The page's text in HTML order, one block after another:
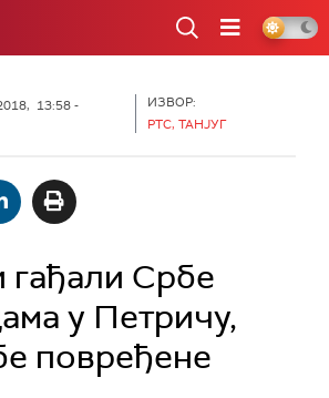
13:58 -
ИЗВОР:
РТС, ТАНЈУГ
Србе
у Петричу,
повређене